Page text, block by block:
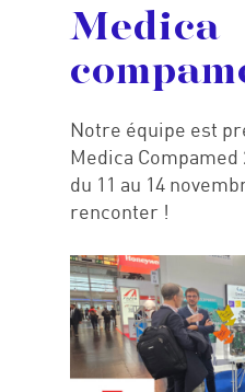
Medica
Notre équipe est
Medica Compamed
du 11 au 14
renconter !